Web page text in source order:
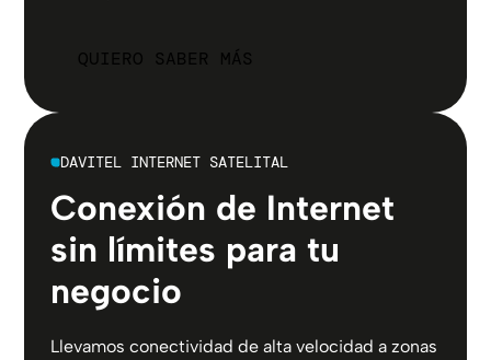
QUIERO SABER MÁS
DAVITEL INTERNET SATELITAL
Conexión de Internet
sin límites para tu
negocio
Llevamos conectividad de alta velocidad a zonas